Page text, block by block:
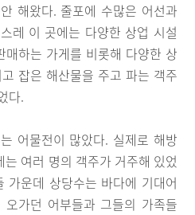
해왔다. 줄포에 수많은 어선과
레 이 곳에는 다양한 상업 시설
하는 가게를 비롯해 다양한 상
잡은 해산물을 주고 파는 객주
다.
어물전이 많았다. 실제로 해방
여러 명의 객주가 거주해 있었
가운데 상당수는 바다에 기대어
가던 어부들과 그들의 가족들